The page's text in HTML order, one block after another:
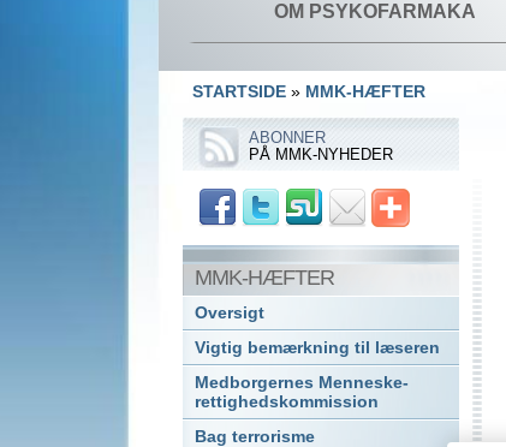
OM PSYKOFARMAKA
STARTSIDE » MMK-HÆFTER
ABONNER
PÅ MMK-NYHEDER
MMK-HÆFTER
Oversigt
Vigtig bemærkning til læseren
Medborgernes Menneske­
rettigheds­kommission
Bag terrorisme